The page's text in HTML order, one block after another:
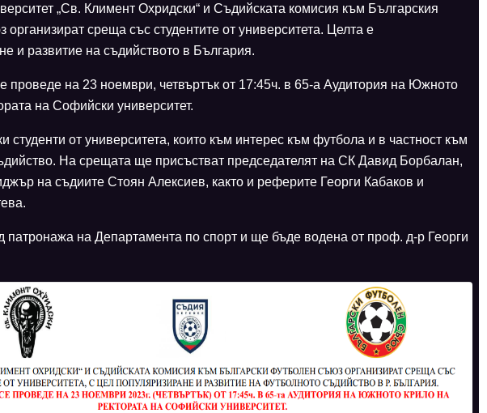
„Св. Климент Охридски“ и Съдийската комисия към Българския
организират среща със студентите от университета. Целта е
и развитие на съдийството в България.
проведе на 23 ноември, четвъртък от 17:45ч. в 65-а Аудитория на Южното
на Софийски университет.
студенти от университета, които към интерес към футбола и в частност към
На срещата ще присъстват председателят на СК Давид Борбалан,
на съдиите Стоян Алексиев, както и реферите Георги Кабаков и
патронажа на Департамента по спорт и ще бъде водена от проф. д-р Георги